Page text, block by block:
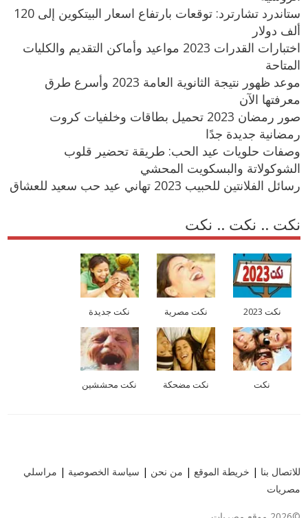
ستاندرد تشارترد: توقعات بارتفاع اسعار البيتكوين إلى 120
ألف دولار
اختبارات القدرات 2023 مواعيد وأماكن التقديم والكليات
المتاحة
موعد ظهور نتيجة الثانوية العامة 2023 وأسرع طرق
معرفتها الآن
صور رمضان 2023 تحميل بطاقات وخلفيات كروت
رمضانية جديدة جدًا
وصفات حلويات عيد الحب: طريقة تحضير قلوب
الشوكولاتة والبسكويت المحشي
رسائل الفلانتين للحبيب 2023 تهاني عيد حب سعيد للعشاق
نكت .. نكت .. نكت
نكت 2023 نكت مصرية نكت جديدة
نكت نكت مضحكة نكت محششين
للاتصال بنا | خريطة الموقع | من نحن | سياسة الخصوصية | مراسلي
مصريات